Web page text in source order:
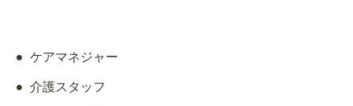
ケアマネジャー
介護スタッフ